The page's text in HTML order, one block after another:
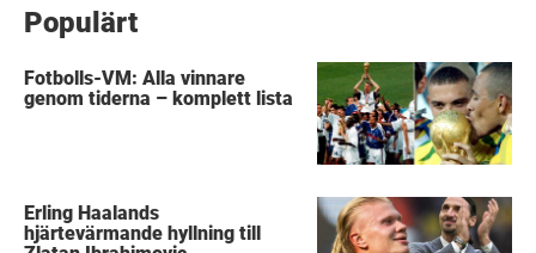
Populärt
Fotbolls-VM: Alla vinnare
genom tiderna – komplett lista
Erling Haalands
hjärtevärmande hyllning till